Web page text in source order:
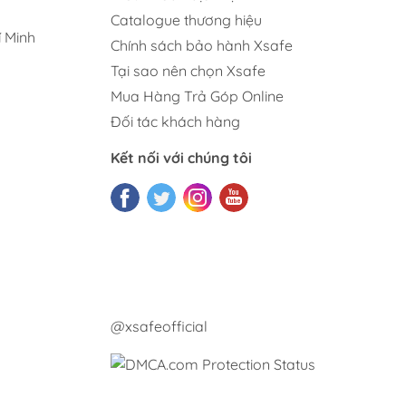
Catalogue thương hiệu
Chính sách bảo hành Xsafe
Tại sao nên chọn Xsafe
Mua Hàng Trả Góp Online
Đối tác khách hàng
Kết nối với chúng tôi
@xsafeofficial